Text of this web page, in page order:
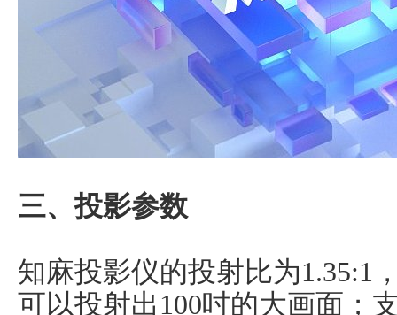
三、投影参数
知麻投影仪的投射比为1.35:1
可以投射出100吋的大画面；